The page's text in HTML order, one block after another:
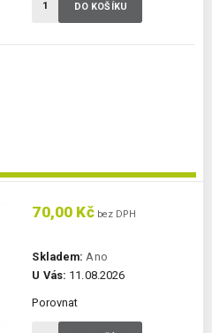
DO KOŠÍKU
70,00 Kčbez DPH
Skladem: Ano
U Vás: 11.08.2026
Porovnat